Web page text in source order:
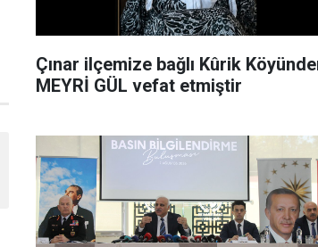
Çınar ilçemize bağlı Kûrik
MEYRİ GÜL vefat etmiştir